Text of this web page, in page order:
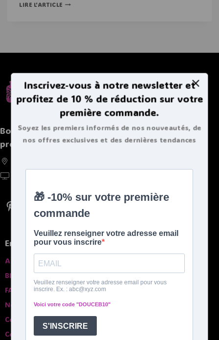
LIRE L'ARTICLE
Boutique spécialisée de bouillottes et autres
produits chaleureux
En savoir plus
A propros
Blog
FAQ
Nos garanties
Contactez-nous
Comparatif des bouillottes
Inscrivez-vous à notre newsletter et
profitez de 10 % de réduction sur votre
première commande.
Soyez les premiers informés de nos nouveautés, de
nos offres exclusives et des dernières tendances